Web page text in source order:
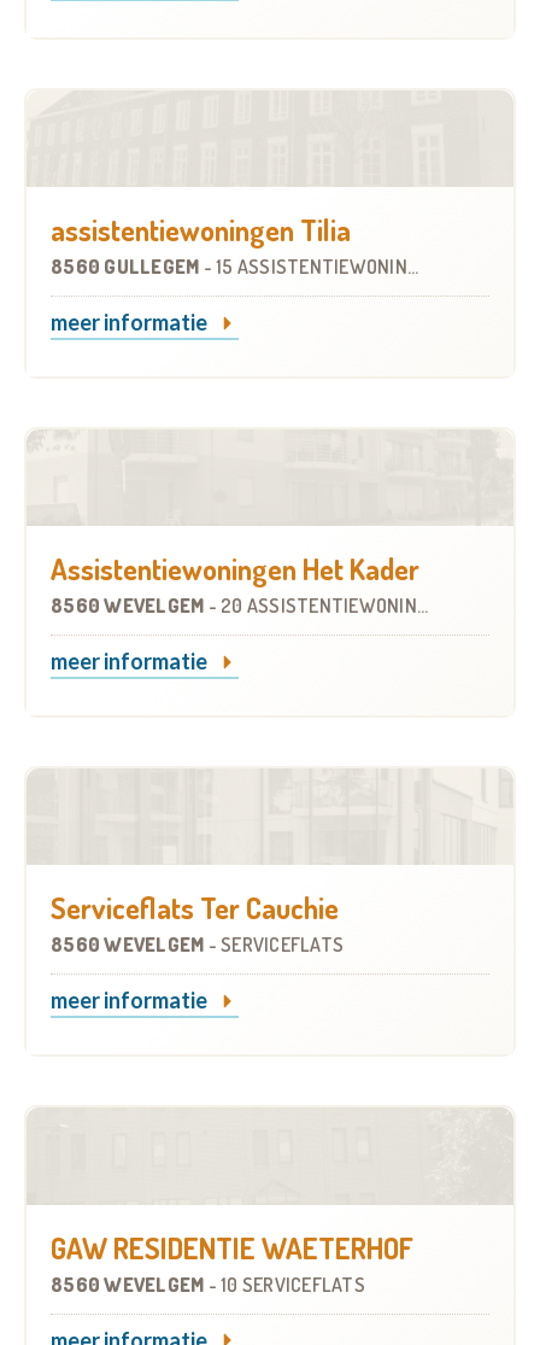
assistentiewoningen Tilia
8560 GULLEGEM - 15 ASSISTENTIEWONINGEN
meer informatie
Assistentiewoningen Het Kader
8560 WEVELGEM - 20 ASSISTENTIEWONINGEN
meer informatie
Serviceflats Ter Cauchie
8560 WEVELGEM - SERVICEFLATS
meer informatie
GAW RESIDENTIE WAETERHOF
8560 WEVELGEM - 10 SERVICEFLATS
meer informatie